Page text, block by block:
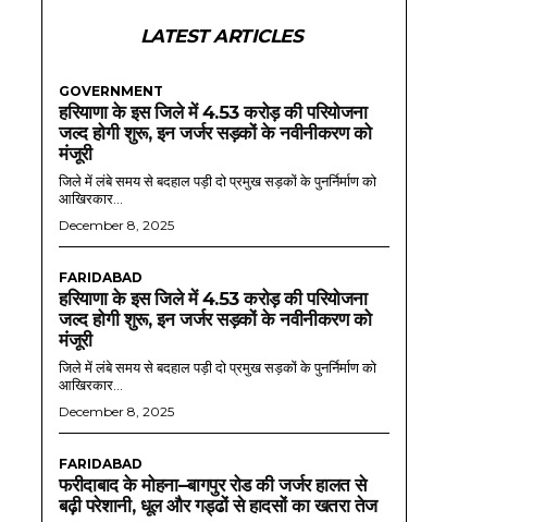
LATEST ARTICLES
GOVERNMENT
हरियाणा के इस जिले में 4.53 करोड़ की परियोजना
जल्द होगी शुरू, इन जर्जर सड़कों के नवीनीकरण को
मंजूरी
जिले में लंबे समय से बदहाल पड़ी दो प्रमुख सड़कों के पुनर्निर्माण को
आखिरकार...
December 8, 2025
FARIDABAD
हरियाणा के इस जिले में 4.53 करोड़ की परियोजना
जल्द होगी शुरू, इन जर्जर सड़कों के नवीनीकरण को
मंजूरी
जिले में लंबे समय से बदहाल पड़ी दो प्रमुख सड़कों के पुनर्निर्माण को
आखिरकार...
December 8, 2025
FARIDABAD
फरीदाबाद के मोहना–बागपुर रोड की जर्जर हालत से
बढ़ी परेशानी, धूल और गड्ढों से हादसों का खतरा तेज